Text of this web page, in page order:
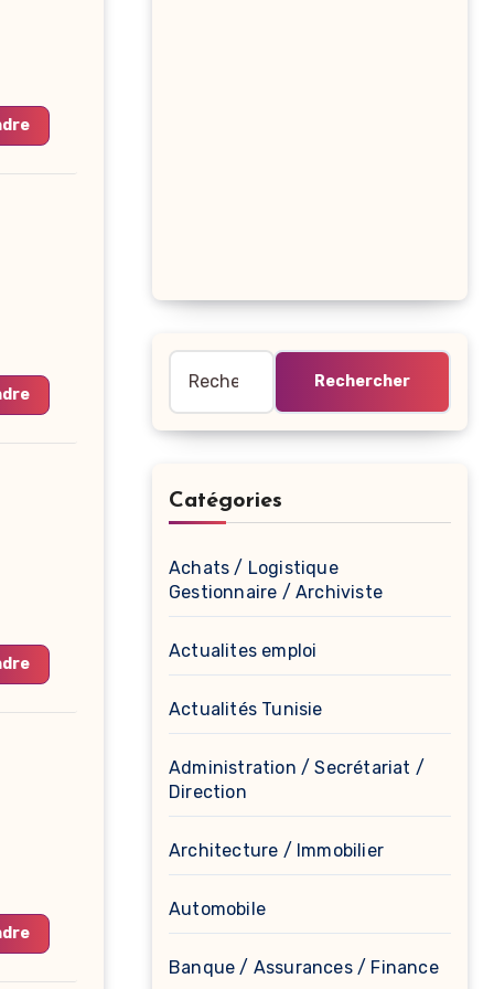
Catégories
Achats / Logistique
Gestionnaire / Archiviste
Actualites emploi
Actualités Tunisie
Administration / Secrétariat /
Direction
Architecture / Immobilier
Automobile
Banque / Assurances / Finance